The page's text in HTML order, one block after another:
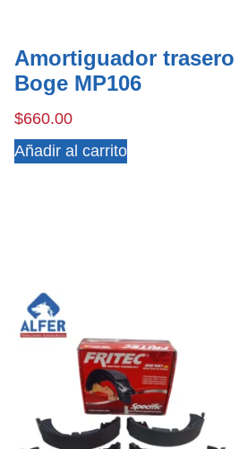
Amortiguador trasero
Boge MP106
$660.00
Añadir al carrito